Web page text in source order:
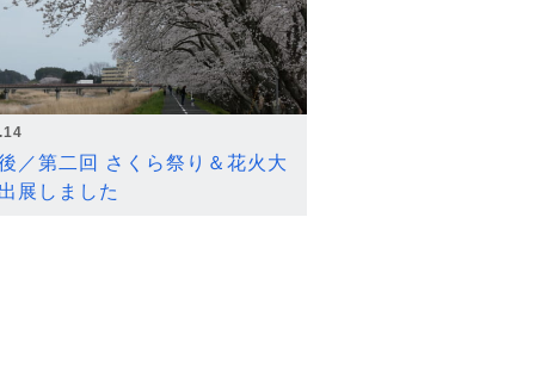
／第二回 さくら祭り＆花火大
展しました